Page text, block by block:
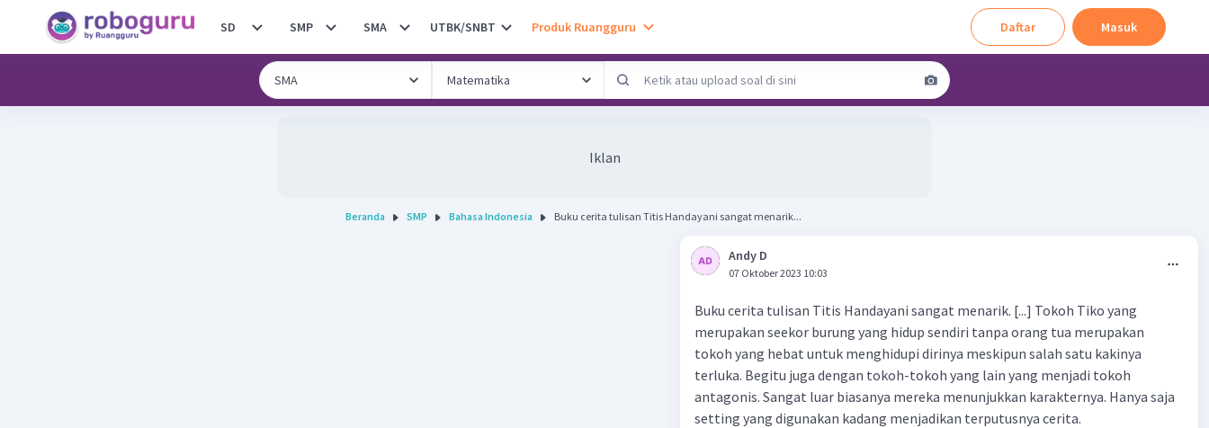
SD SMP SMA UTBK/SNBT Produk Ruangguru Daftar Masuk
Iklan
Beranda SMP Bahasa Indonesia Buku cerita tulisan Titis Handayani sangat menarik...
Andy D
07 Oktober 2023 10:03
Buku cerita tulisan Titis Handayani sangat menarik. [...] Tokoh Tiko yang
merupakan seekor burung yang hidup sendiri tanpa orang tua merupakan
tokoh yang hebat untuk menghidupi dirinya meskipun salah satu kakinya
terluka. Begitu juga dengan tokoh-tokoh yang lain yang menjadi tokoh
antagonis. Sangat luar biasanya mereka menunjukkan karakternya. Hanya saja
setting yang digunakan kadang menjadikan terputusnya cerita.